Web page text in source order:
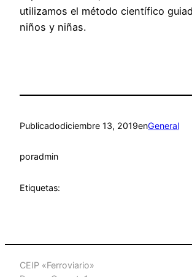
utilizamos el método científico
niños y niñas.
Publicadodiciembre 13, 2019enGeneral
poradmin
Etiquetas:
CEIP «Ferroviario»